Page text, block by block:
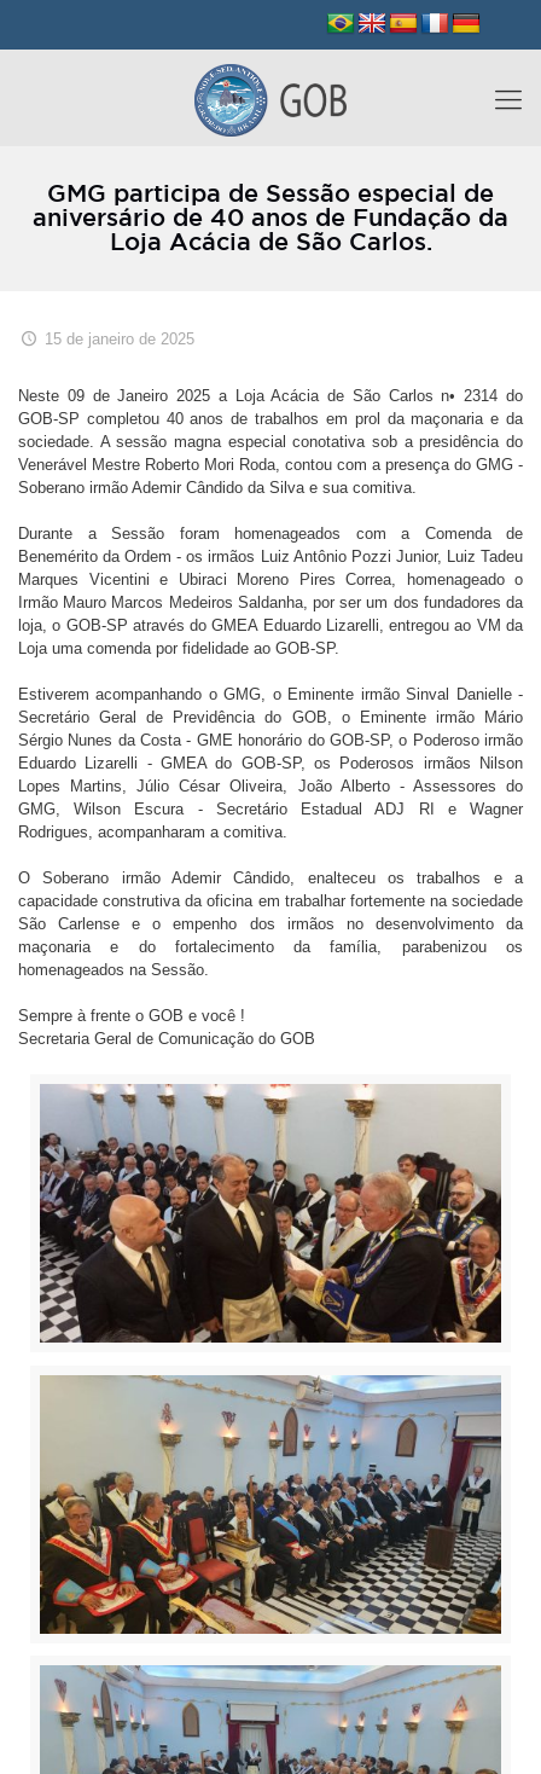
GMG participa de Sessão especial de
aniversário de 40 anos de Fundação da
Loja Acácia de São Carlos.
15 de janeiro de 2025
Neste 09 de Janeiro 2025 a Loja Acácia de São Carlos n• 2314 do
GOB-SP completou 40 anos de trabalhos em prol da maçonaria e da
sociedade. A sessão magna especial conotativa sob a presidência do
Venerável Mestre Roberto Mori Roda, contou com a presença do GMG -
Soberano irmão Ademir Cândido da Silva e sua comitiva.
Durante a Sessão foram homenageados com a Comenda de
Benemérito da Ordem - os irmãos Luiz Antônio Pozzi Junior, Luiz Tadeu
Marques Vicentini e Ubiraci Moreno Pires Correa, homenageado o
Irmão Mauro Marcos Medeiros Saldanha, por ser um dos fundadores da
loja, o GOB-SP através do GMEA Eduardo Lizarelli, entregou ao VM da
Loja uma comenda por fidelidade ao GOB-SP.
Estiverem acompanhando o GMG, o Eminente irmão Sinval Danielle -
Secretário Geral de Previdência do GOB, o Eminente irmão Mário
Sérgio Nunes da Costa - GME honorário do GOB-SP, o Poderoso irmão
Eduardo Lizarelli - GMEA do GOB-SP, os Poderosos irmãos Nilson
Lopes Martins, Júlio César Oliveira, João Alberto - Assessores do
GMG, Wilson Escura - Secretário Estadual ADJ RI e Wagner
Rodrigues, acompanharam a comitiva.
O Soberano irmão Ademir Cândido, enalteceu os trabalhos e a
capacidade construtiva da oficina em trabalhar fortemente na sociedade
São Carlense e o empenho dos irmãos no desenvolvimento da
maçonaria e do fortalecimento da família, parabenizou os
homenageados na Sessão.
Sempre à frente o GOB e você !
Secretaria Geral de Comunicação do GOB